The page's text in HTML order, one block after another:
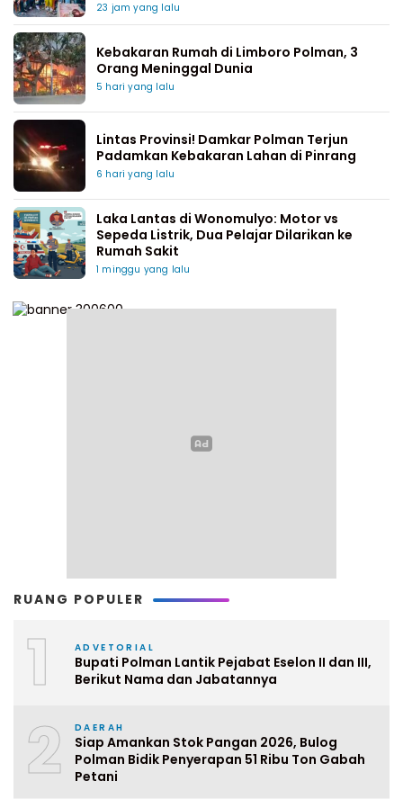
23 jam yang lalu
Kebakaran Rumah di Limboro Polman, 3
Orang Meninggal Dunia
5 hari yang lalu
Lintas Provinsi! Damkar Polman Terjun
Padamkan Kebakaran Lahan di Pinrang
6 hari yang lalu
Laka Lantas di Wonomulyo: Motor vs
Sepeda Listrik, Dua Pelajar Dilarikan ke
Rumah Sakit
1 minggu yang lalu
RUANG POPULER
1 ADVETORIAL
Bupati Polman Lantik Pejabat Eselon II dan III,
Berikut Nama dan Jabatannya
2 DAERAH
Siap Amankan Stok Pangan 2026, Bulog
Polman Bidik Penyerapan 51 Ribu Ton Gabah
Petani